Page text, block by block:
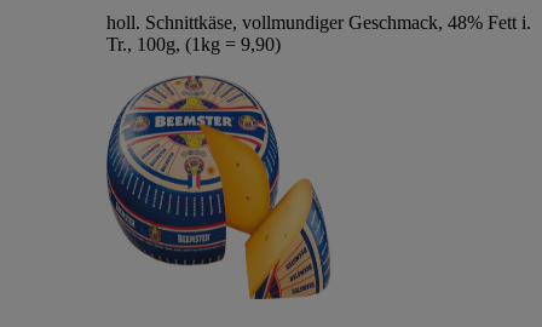
holl. Schnittkäse, vollmundiger Geschmack, 48% Fett i.
Tr., 100g, (1kg = 9,90)